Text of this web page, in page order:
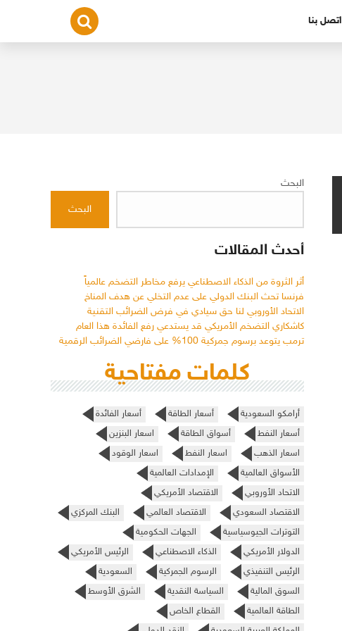
اتصل بنا
البحث
البحث
أحدث المقالات
أثر الثروة من الذكاء الاصطناعي يرفع مخاطر التضخم عالمياً
فرنسا تحث البنك الدولي على عدم التخلي عن هدف المناخ
الاتحاد الأوروبي لنا حق سيادي في فرض الضرائب التقنية
كاشكاري التضخم الأمريكي قد يستدعي رفع الفائدة هذا العام
ترمب يتوعد برسوم جمركية 100% على فارضي الضرائب الرقمية
كلمات مفتاحية
أرامكو السعودية أسعار الطاقة
أسعار الفائدة
أسعار النفط
أسواق الطاقة
اسعار البنزين
اسعار الذهب
اسعار النفط
اسعار الوقود
الأسواق العالمية
الإمدادات العالمية
الاتحاد الأوروبي
الاقتصاد الأمريكي
الاقتصاد السعودي
الاقتصاد العالمي
البنك المركزي
التوترات الجيوسياسية
الجهات الحكومية
الدولار الأمريكي
الذكاء الاصطناعي
الرئيس الأمريكي
الرئيس التنفيذي
الرسوم الجمركية
السعودية
السوق المالية
السياسة النقدية
الشرق الأوسط
الطاقة العالمية
القطاع الخاص